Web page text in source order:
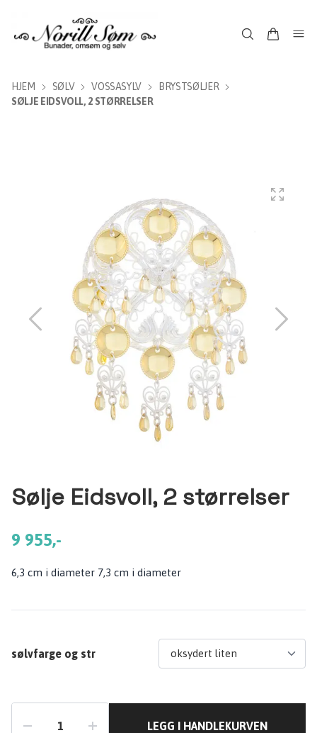
HJEM SØLV VOSSASYLV
BRYSTSØLJER
SØLJE EIDSVOLL, 2 STØRRELSER
Sølje Eidsvoll, 2 størrelser
9 955,-
6,3 cm i diameter 7,3 cm i diameter
sølvfarge og str
LEGG I HANDLEKURVEN